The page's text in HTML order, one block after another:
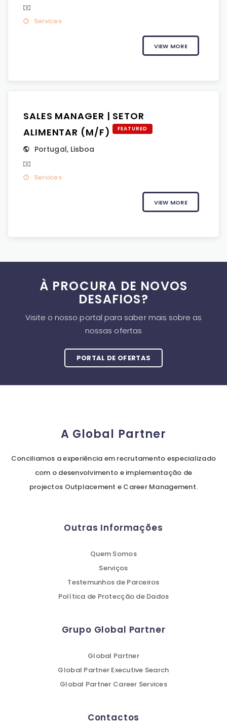
Services
VIEW MORE
SALES MANAGER | SETOR
ALIMENTAR (M/F)
FEATURED
Portugal, Lisboa
Services
VIEW MORE
À PROCURA DE NOVOS
DESAFIOS?
Visite o nosso portal para saber mais sobre as
nossas ofertas
PORTAL DE OFERTAS
A Global Partner
Conciliamos a experiência em recrutamento especializado
com o desenvolvimento e implementação de
projectos Outplacement e Career Management.
Outras Informações
Quem Somos
Serviços
Testemunhos de Parceiros
Política de Protecção de Dados
Grupo Global Partner
Global Partner
Global Partner Executive Search
Global Partner Career Services
Contactos